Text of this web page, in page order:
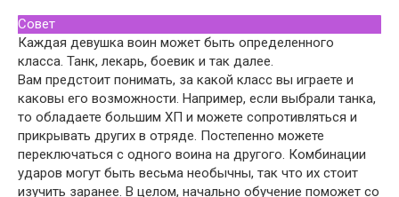
Совет
Каждая девушка воин может быть определенного
класса. Танк, лекарь, боевик и так далее.
Вам предстоит понимать, за какой класс вы играете и
каковы его возможности. Например, если выбрали танка,
то обладаете большим ХП и можете сопротивляться и
прикрывать других в отряде. Постепенно можете
переключаться с одного воина на другого. Комбинации
ударов могут быть весьма необычны, так что их стоит
изучить заранее. В целом, начально обучение поможет со